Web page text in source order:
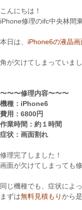
こんにちは！
iPhone修理のifc中央林間
本日は、 iPhone6の液晶
角が欠けてしまっていまし
〜〜〜修理内容〜〜〜
機種：iPhone6
費用：6800円
作業時間：約１時間
症状：画面割れ
修理完了しました！
画面が欠けてしまっても
同じ機種でも、症状によ
まずは無料見積もり から